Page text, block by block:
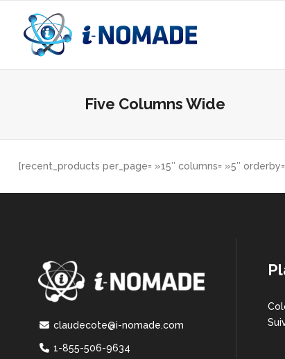
Five Columns Wide
[recent_products per_page= »15″ columns= »5″
claudecote@i-nomade.com
1-855-506-9634